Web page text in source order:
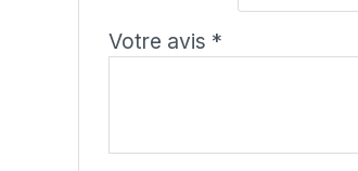
Votre avis *